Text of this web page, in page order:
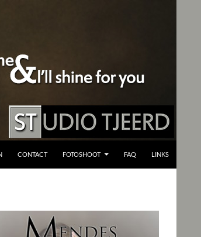
CONTACT FOTOSHOOT FAQ LINKS